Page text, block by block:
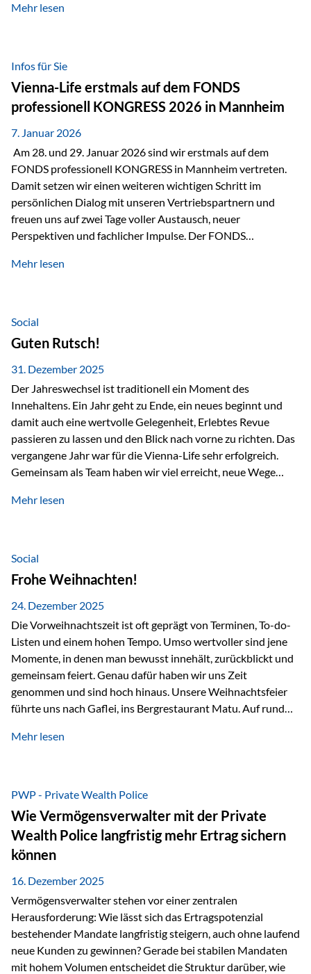
werden häufig kritisch betrachtet. Sie gelten als teurer,
Beide Ansätze haben ihre Berechtigung und ihre Stärken
entfalten sie oft gerade in Kombination. ETFs: Effizient, breit
gestreut und klar strukturiert…
Mehr lesen
Infos für Sie
Vienna-Life erstmals auf dem FONDS
professionell KONGRESS 2026 in Mannheim
7. Januar 2026
Am 28. und 29. Januar 2026 sind wir erstmals auf dem
FONDS professionell KONGRESS in Mannheim vertreten.
Damit setzen wir einen weiteren wichtigen Schritt im
persönlichen Dialog mit unseren Vertriebspartnern und
freuen uns auf zwei Tage voller Austausch, neuer
Perspektiven und fachlicher Impulse. Der FONDS
Branchentreffen für Finanz- und Versicherungsprofis im
Vermögensstrukturierung und Nachfolgeplanung
gemeinsam zu diskutieren. Persönlich für Sie vor Ort An
beiden Kongresstagen stehen Ihnen Maximilian
Fichtenbauer, Dirk…
Mehr lesen
Social
Guten Rutsch!
31. Dezember 2025
Der Jahreswechsel ist traditionell ein Moment des
Innehaltens. Ein Jahr geht zu Ende, ein neues beginnt und
damit auch eine wertvolle Gelegenheit, Erlebtes Revue
passieren zu lassen und den Blick nach vorne zu richten. Das
vergangene Jahr war für die Vienna-Life sehr erfolgreich.
Gemeinsam als Team haben wir viel erreicht, neue Wege
Veranstaltungen wie der Schnifisschnauf, aber auch unsere
starkes Miteinander ist. Neben diesen gemeinsamen
Erlebnissen konnten wir…
Mehr lesen
Social
Frohe Weihnachten!
24. Dezember 2025
Die Vorweihnachtszeit ist oft geprägt von Terminen, To-do-
Listen und einem hohen Tempo. Umso wertvoller sind jene
Momente, in denen man bewusst innehält, zurückblickt und
gemeinsam feiert. Genau dafür haben wir uns Zeit
genommen und sind hoch hinaus. Unsere Weihnachtsfeier
führte uns nach Gaflei, ins Bergrestaurant Matu. Auf rund
beeindruckendes Panorama, sondern auch etwas, das im
verschneiter Landschaft, bei feinem Essen, guter Musik und
einer entspannten…
Mehr lesen
PWP - Private Wealth Police
Wie Vermögensverwalter mit der Private
Wealth Police langfristig mehr Ertrag sichern
können
16. Dezember 2025
Vermögensverwalter stehen vor einer zentralen
Herausforderung: Wie lässt sich das Ertragspotenzial
bestehender Mandate langfristig steigern, auch ohne laufend
neue Kunden zu gewinnen? Gerade bei stabilen Mandaten
mit hohem Volumen entscheidet die Struktur darüber, wie